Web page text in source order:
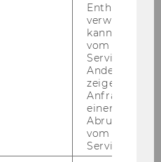
Enthält ein
verwendet
kann, um
vom AMP-
Service
Andere
zeigen Opt-
Anfrage im
einen Fehler
Abrufen
vom AMP
Service an.